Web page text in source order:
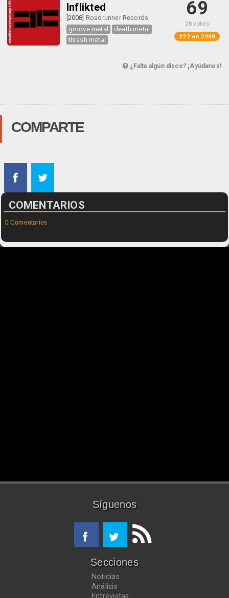
Inflikted
[2008] Roadrunner Records
groove metal
death metal
thrash metal
69
28 votos
#22 en 2008
¿Falta algún disco? ¡Ayúdanos!
COMPARTE
COMENTARIOS
0 Comentarios
Síguenos
Secciones
Noticias
Análisis
Entrevistas